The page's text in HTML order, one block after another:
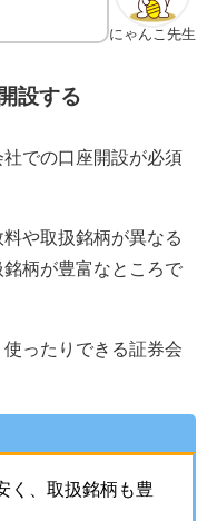
にゃんこ先生
設する
での口座開設が必須
や取扱銘柄が異なる
柄が豊富なところで
ったりできる証券会
く、取扱銘柄も豊